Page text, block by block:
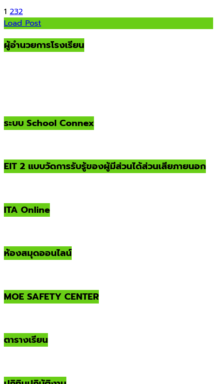
1 232
Load Post
ผู้อำนวยการโรงเรียน
ระบบ School Connex
EIT 2 แบบวัดการรับรู้ของผู้มีส่วนได้ส่วนเสียภายนอก
ITA Online
ห้องสมุดออนไลน์
MOE SAFETY CENTER
ตารางเรียน